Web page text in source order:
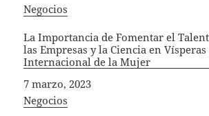
In relation to
Negocios
La Importancia de Fomentar el
las Empresas y la Ciencia en
Internacional de la Mujer
Fecha
7 marzo, 2023
In relation to
Negocios